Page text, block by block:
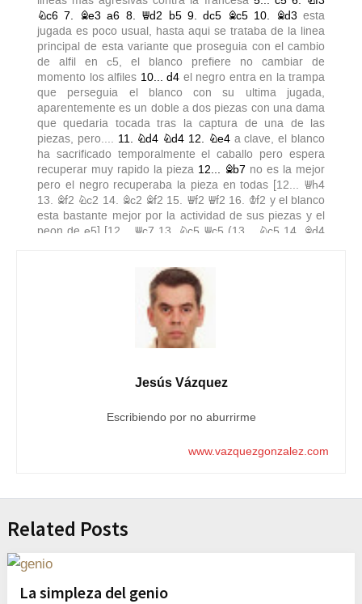
Jesús Vázquez
Escribiendo por no aburrirme
www.vazquezgonzalez.com
Related Posts
La simpleza del genio